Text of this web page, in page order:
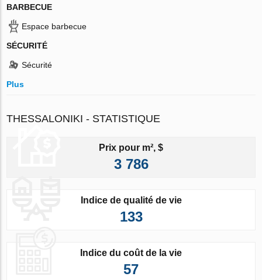
BARBECUE
Espace barbecue
SÉCURITÉ
Sécurité
Plus
THESSALONIKI - STATISTIQUE
Prix pour m², $
3 786
Indice de qualité de vie
133
Indice du coût de la vie
57